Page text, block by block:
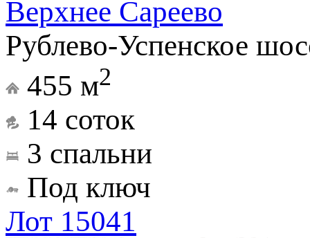
Верхнее Сареево
Рублево-Успенское
455 м2
14 соток
3 спальни
Под ключ
Лот 15041